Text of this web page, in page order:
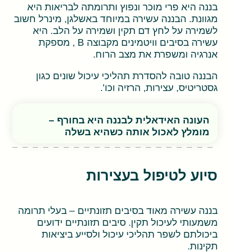
בננה היא פרי מוכר ונפוץ ותרומתה לבריאות היא
מגוונת. הבננה עשירה במיוחד באשלגן, מינרל חשוב
לשמירה על לחץ דם תקין ושמירה על הלב. היא
עשירה בסיבים וויטמינים מקבוצה B , מספקת
אנרגיה ומשפרת את מצב הרוח.
הבננה טובה להסדרת תהליכי עיכול שונים כגון
גסטריטיס, עצירות, הרזיה וכו'.
העונה האידאלית לבננה היא בחורף –
מומלץ לאכול אותה כשהיא בשלה
סיוע לטיפול בעצירות
בננה עשירה מאוד בסיבים תזונתיים – בעלי תרומה
משמעותי לעיכול תקין. סיבים תזונתיים ידועים
ביכולתם לשפר תהליכי עיכול ולסייע ביציאות
תקינות.